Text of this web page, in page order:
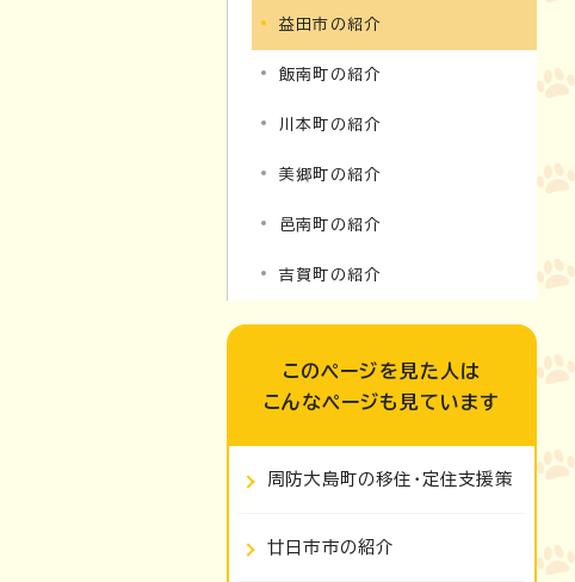
益田市の紹介
飯南町の紹介
川本町の紹介
美郷町の紹介
邑南町の紹介
吉賀町の紹介
このページを見た人は
こんなページも見ています
周防大島町の移住・定住支援策
廿日市市の紹介